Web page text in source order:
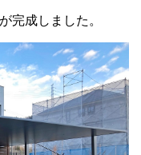
完成しました。